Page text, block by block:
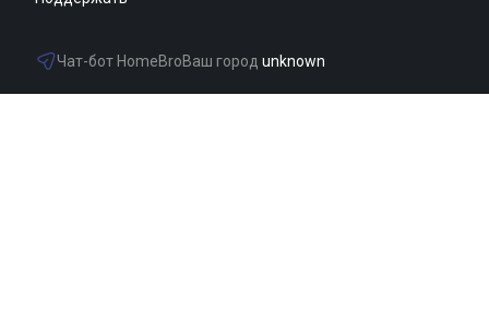
Чат-бот HomeBroВаш город unknown